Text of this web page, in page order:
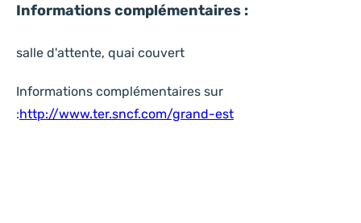
Informations complémentaires :
salle d'attente, quai couvert
Informations complémentaires sur
:http://www.ter.sncf.com/grand-est